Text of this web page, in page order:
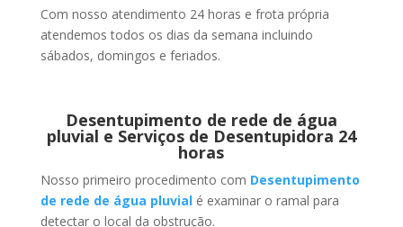
Com nosso atendimento 24 horas e frota própria
atendemos todos os dias da semana incluindo
sábados, domingos e feriados.
Desentupimento de rede de água
pluvial e Serviços de Desentupidora 24
horas
Nosso primeiro procedimento com Desentupimento
de rede de água pluvialé examinar o ramal para
detectar o local da obstrução.